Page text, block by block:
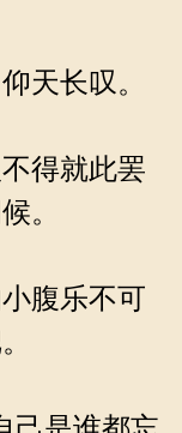
天长叹。
得就此罢
。
腹乐不可